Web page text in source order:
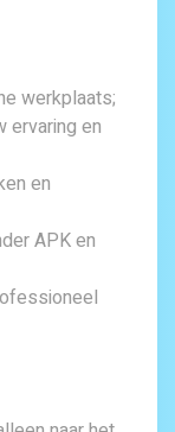
werkplaats;
ervaring en
en
APK en